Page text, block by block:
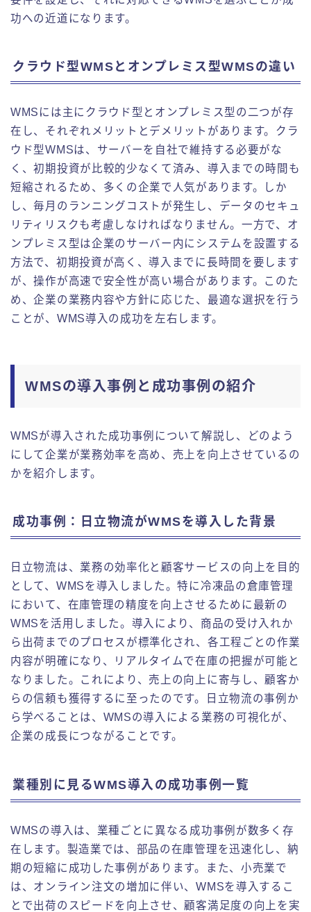
功への近道になります。
クラウド型WMSとオンプレミス型WMSの違い
WMSには主にクラウド型とオンプレミス型の二つが存
在し、それぞれメリットとデメリットがあります。クラ
ウド型WMSは、サーバーを自社で維持する必要がな
く、初期投資が比較的少なくて済み、導入までの時間も
短縮されるため、多くの企業で人気があります。しか
し、毎月のランニングコストが発生し、データのセキュ
リティリスクも考慮しなければなりません。一方で、オ
ンプレミス型は企業のサーバー内にシステムを設置する
方法で、初期投資が高く、導入までに長時間を要します
が、操作が高速で安全性が高い場合があります。このた
め、企業の業務内容や方針に応じた、最適な選択を行う
ことが、WMS導入の成功を左右します。
WMSの導入事例と成功事例の紹介
WMSが導入された成功事例について解説し、どのよう
にして企業が業務効率を高め、売上を向上させているの
かを紹介します。
成功事例：日立物流がWMSを導入した背景
日立物流は、業務の効率化と顧客サービスの向上を目的
として、WMSを導入しました。特に冷凍品の倉庫管理
において、在庫管理の精度を向上させるために最新の
WMSを活用しました。導入により、商品の受け入れか
ら出荷までのプロセスが標準化され、各工程ごとの作業
内容が明確になり、リアルタイムで在庫の把握が可能と
なりました。これにより、売上の向上に寄与し、顧客か
らの信頼も獲得するに至ったのです。日立物流の事例か
ら学べることは、WMSの導入による業務の可視化が、
企業の成長につながることです。
業種別に見るWMS導入の成功事例一覧
WMSの導入は、業種ごとに異なる成功事例が数多く存
在します。製造業では、部品の在庫管理を迅速化し、納
期の短縮に成功した事例があります。また、小売業で
は、オンライン注文の増加に伴い、WMSを導入するこ
とで出荷のスピードを向上させ、顧客満足度の向上を実